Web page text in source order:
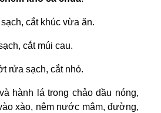
cắt khúc vừa ăn.
cắt múi cau.
rửa sạch, cắt nhỏ.
hành lá trong chảo dầu nóng,
xào, nêm nước mắm, đường,